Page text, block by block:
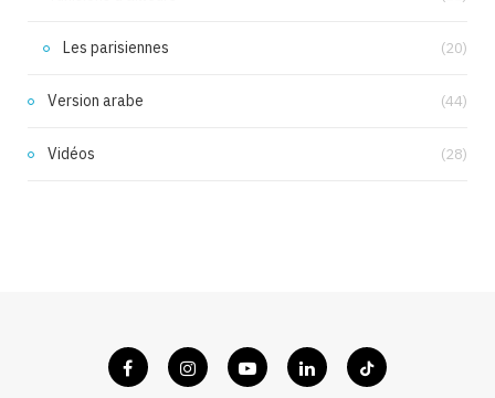
Les parisiennes (20)
Version arabe (44)
Vidéos (28)